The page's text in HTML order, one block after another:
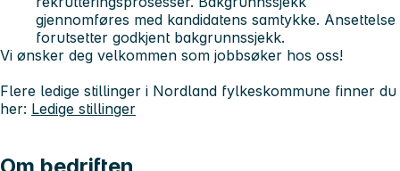
gjennomføres med kandidatens samtykke. Ansettelse
forutsetter godkjent bakgrunnssjekk.
Vi ønsker deg velkommen som jobbsøker hos oss!
Flere ledige stillinger i Nordland fylkeskommune finner du
her: Ledige stillinger